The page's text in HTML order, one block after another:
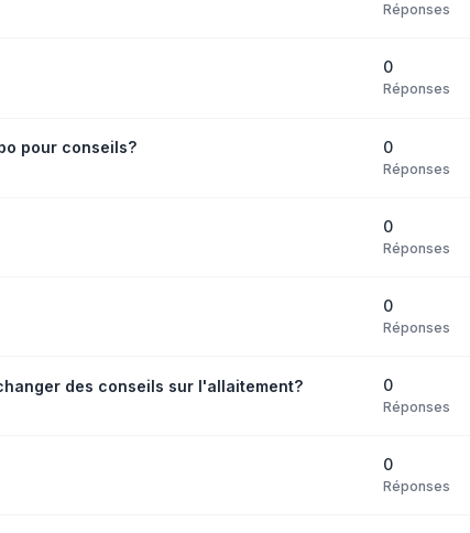
Réponses
0
Réponses
pour conseils? 0
Réponses
0
Réponses
0
Réponses
des conseils sur l'allaitement? 0
Réponses
0
Réponses